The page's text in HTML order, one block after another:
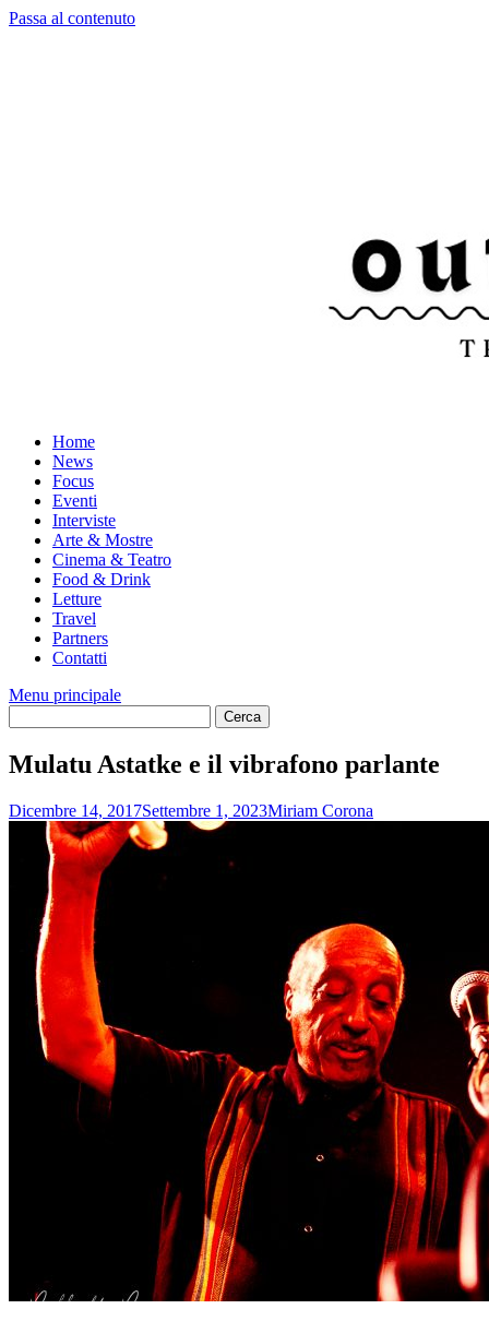
Passa al contenuto
Home
News
Focus
Eventi
Interviste
Arte & Mostre
Cinema & Teatro
Food & Drink
Letture
Travel
Partners
Contatti
Menu principale
Mulatu Astatke e il vibrafono parlante
Dicembre 14, 2017Settembre 1, 2023Miriam Corona